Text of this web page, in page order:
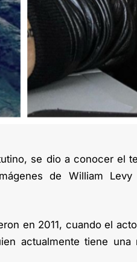
se dio a conocer el
de William
en 2011, cuando el
actualmente tiene